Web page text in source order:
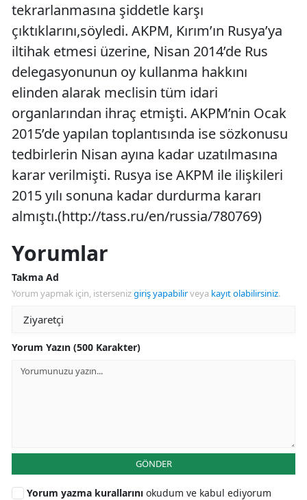
tekrarlanmasına şiddetle karşı
çıktıklarını,söyledi. AKPM, Kırım’ın Rusya’ya
iltihak etmesi üzerine, Nisan 2014’de Rus
delegasyonunun oy kullanma hakkını
elinden alarak meclisin tüm idari
organlarından ihraç etmişti. AKPM’nin Ocak
2015’de yapılan toplantısında ise sözkonusu
tedbirlerin Nisan ayına kadar uzatılmasına
karar verilmişti. Rusya ise AKPM ile ilişkileri
2015 yılı sonuna kadar durdurma kararı
almıştı.(http://tass.ru/en/russia/780769)
Yorumlar
Takma Ad
Yorum yapmak için, istersenizgiriş yapabilirveya kayıt olabilirsiniz.
Yorum Yazın (500 Karakter)
GÖNDER
Yorum yazma kurallarını okudum ve kabul ediyorum